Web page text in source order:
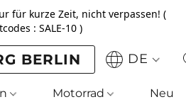
für kurze Zeit, nicht verpassen! (
: SALE-10 )
BERLIN DE
Motorrad Neu !